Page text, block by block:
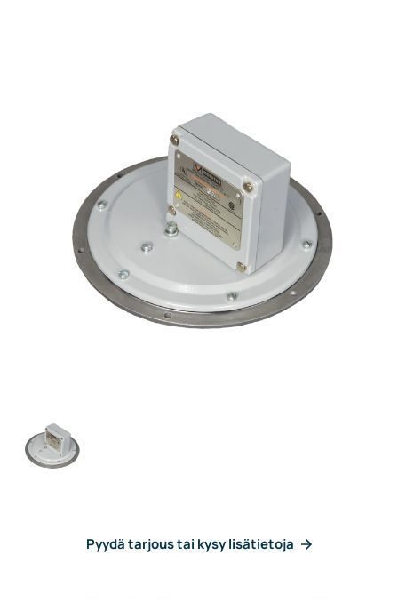
Pyydä tarjous tai kysy lisätietoja